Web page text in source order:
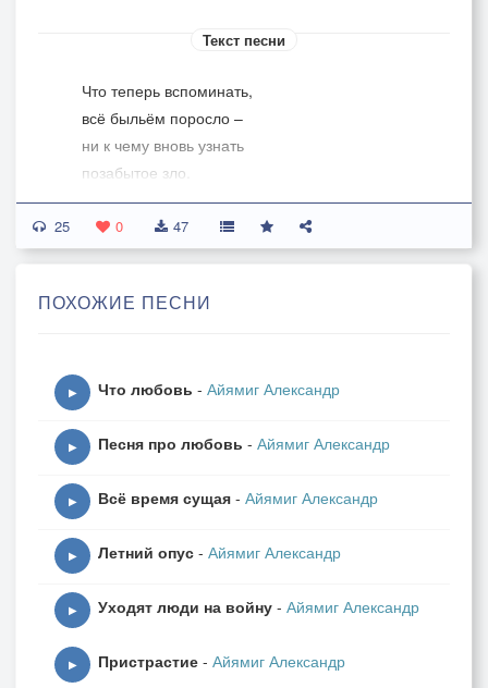
Текст песни
Что теперь вспоминать,
всё быльём поросло –
ни к чему вновь узнать
позабытое зло.
Смыта пенной волной
жизни пыль горьких дней –
ты давно не со мной
ведь казалось, тебе тоже мил.
ты меня, мне лгала –
страсть, душевный излом:
мне же не повезло,
и увлёк он тебя –
25 0 47
ПОХОЖИЕ ПЕСНИ
▶ Что любовь - Айямиг Александр
▶ Песня про любовь - Айямиг Александр
▶ Всё время сущая - Айямиг Александр
▶ Летний опус - Айямиг Александр
▶ Уходят люди на войну - Айямиг Александр
▶ Пристрастие - Айямиг Александр